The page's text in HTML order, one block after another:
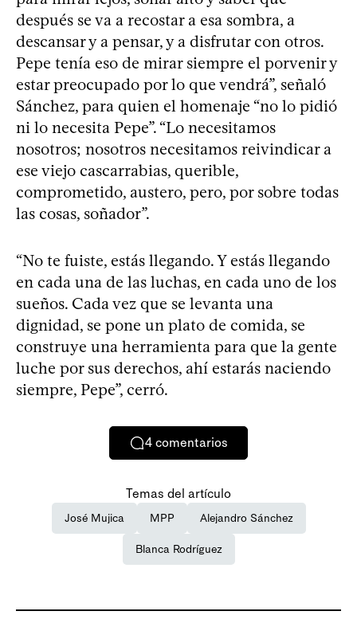
después se va a recostar a esa sombra, a
descansar y a pensar, y a disfrutar con otros.
Pepe tenía eso de mirar siempre el porvenir y
estar preocupado por lo que vendrá”, señaló
Sánchez, para quien el homenaje “no lo pidió
ni lo necesita Pepe”. “Lo necesitamos
nosotros; nosotros necesitamos reivindicar a
ese viejo cascarrabias, querible,
comprometido, austero, pero, por sobre todas
las cosas, soñador”.
“No te fuiste, estás llegando. Y estás llegando
en cada una de las luchas, en cada uno de los
sueños. Cada vez que se levanta una
dignidad, se pone un plato de comida, se
construye una herramienta para que la gente
luche por sus derechos, ahí estarás naciendo
siempre, Pepe”, cerró.
4 comentarios
Temas del artículo
José Mujica MPP Alejandro Sánchez
Blanca Rodríguez